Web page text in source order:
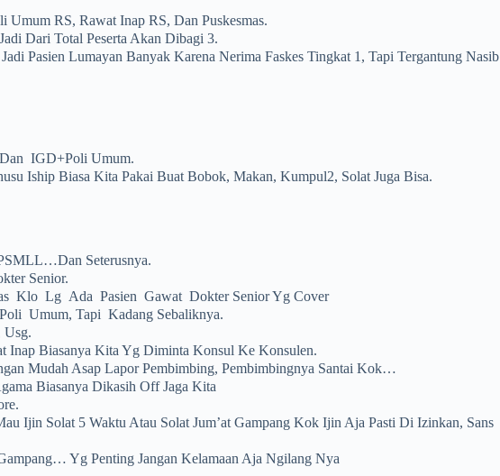
RS, Rawat Inap RS, Dan Puskesmas.
Dari Total Peserta Akan Dibagi 3.
Pasien Lumayan Banyak Karena Nerima Faskes Tingkat 1, Tapi Tergantung Nasib
IGD+Poli Umum.
Iship Biasa Kita Pakai Buat Bobok, Makan, Kumpul2, Solat Juga Bisa.
Seterusnya.
Senior.
Klo Lg Ada Pasien Gawat Dokter Senior Yg Cover
Umum, Tapi Kadang Sebaliknya.
Usg.
Inap Biasanya Kita Yg Diminta Konsul Ke Konsulen.
Mudah Asap Lapor Pembimbing, Pembimbingnya Santai Kok…
Biasanya Dikasih Off Jaga Kita
Ijin Solat 5 Waktu Atau Solat Jum’at Gampang Kok Ijin Aja Pasti Di Izinkan, Sans
Yg Penting Jangan Kelamaan Aja Ngilang Nya